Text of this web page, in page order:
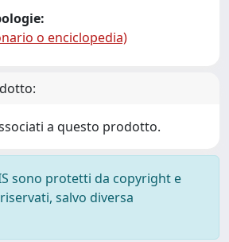
o enciclopedia)
a questo prodotto.
sono protetti da copyright e
salvo diversa